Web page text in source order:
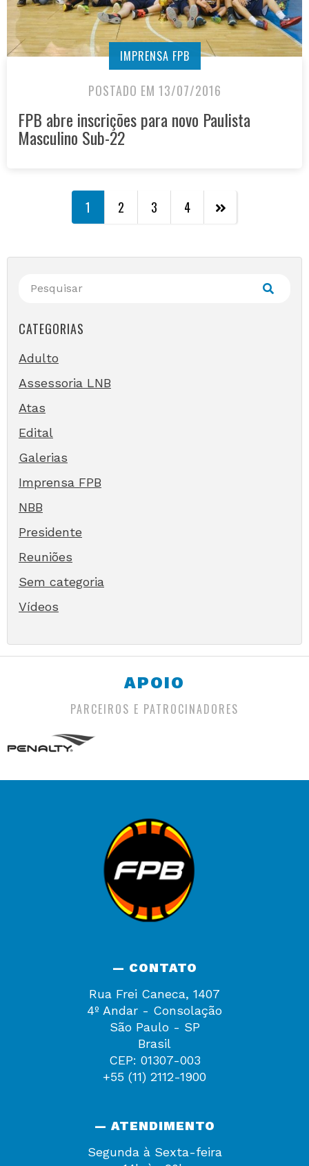
IMPRENSA FPB
POSTADO EM 13/07/2016
FPB abre inscrições para novo Paulista
Masculino Sub-22
1 2 3 4
CATEGORIAS
Adulto
Assessoria LNB
Atas
Edital
Galerias
Imprensa FPB
NBB
Presidente
Reuniões
Sem categoria
Vídeos
APOIO
PARCEIROS E PATROCINADORES
— CONTATO
Rua Frei Caneca, 1407
4º Andar - Consolação
São Paulo - SP
Brasil
CEP: 01307-003
+55 (11) 2112-1900
— ATENDIMENTO
Segunda à Sexta-feira